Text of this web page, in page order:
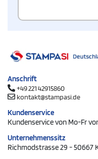
Anschrift
+49 221 42915860
kontakt@stampasi.de
Kundenservice
Kundenservice von Mo-Fr
Unternehmenssitz
Richmodstrasse 29 - 50667